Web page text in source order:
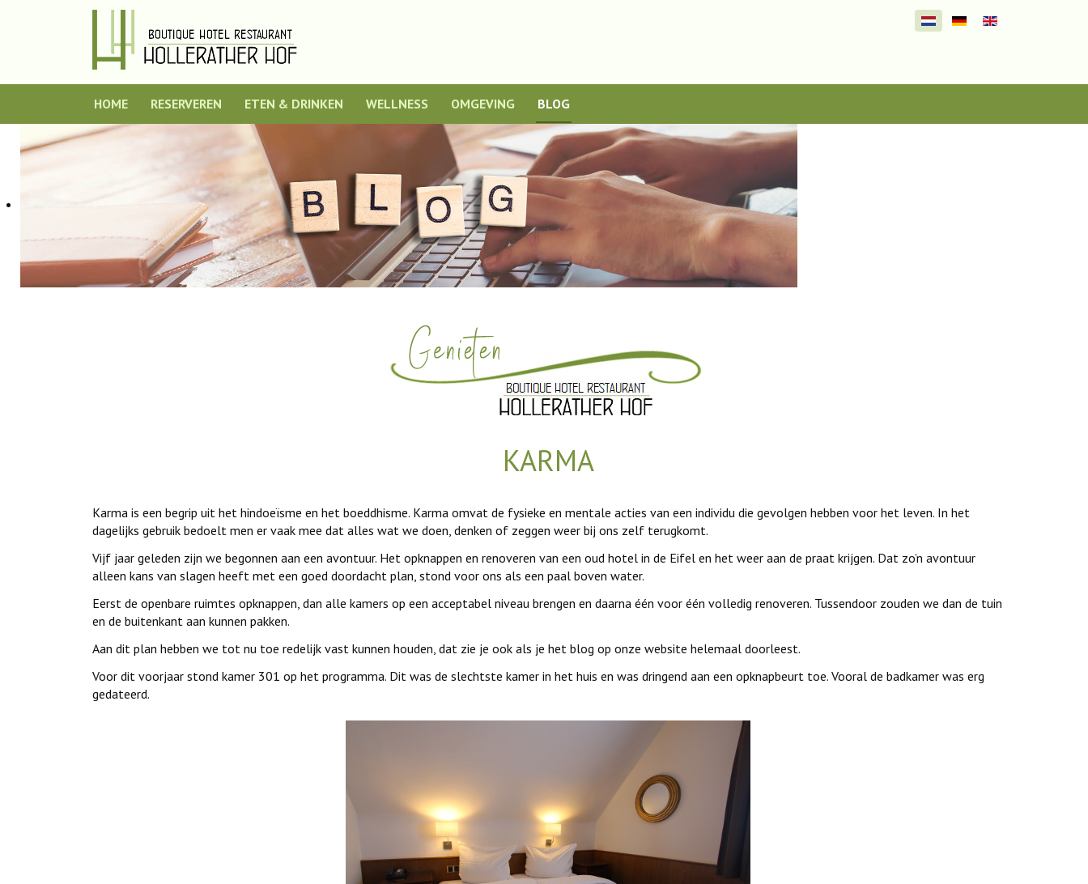
Selecteer de taal
HOME RESERVEREN ETEN & DRINKEN WELLNESS OMGEVING BLOG
KARMA
Karma is een begrip uit het hindoeïsme en het boeddhisme. Karma omvat de fysieke en mentale acties van een individu die gevolgen hebben voor het leven. In het
dagelijks gebruik bedoelt men er vaak mee dat alles wat we doen, denken of zeggen weer bij ons zelf terugkomt.
Vijf jaar geleden zijn we begonnen aan een avontuur. Het opknappen en renoveren van een oud hotel in de Eifel en het weer aan de praat krijgen. Dat zo’n avontuur
alleen kans van slagen heeft met een goed doordacht plan, stond voor ons als een paal boven water.
Eerst de openbare ruimtes opknappen, dan alle kamers op een acceptabel niveau brengen en daarna één voor één volledig renoveren. Tussendoor zouden we dan de tuin
en de buitenkant aan kunnen pakken.
Aan dit plan hebben we tot nu toe redelijk vast kunnen houden, dat zie je ook als je het blog op onze website helemaal doorleest.
Voor dit voorjaar stond kamer 301 op het programma. Dit was de slechtste kamer in het huis en was dringend aan een opknapbeurt toe. Vooral de badkamer was erg
gedateerd.